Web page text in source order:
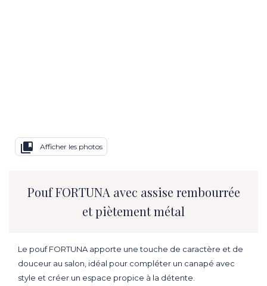
collections_bookmark Afficher les photos
Pouf FORTUNA avec assise rembourrée
et piètement métal
Le pouf FORTUNA apporte une touche de caractère et de
douceur au salon, idéal pour compléter un canapé avec
style et créer un espace propice à la détente.